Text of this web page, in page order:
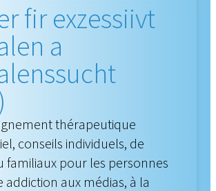
fir exzessiivt
a
thérapeutique
conseils individuels, de
familiaux pour les personnes
addiction aux médias, à la